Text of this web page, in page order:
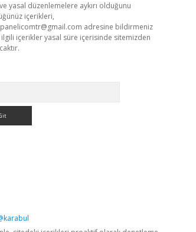
yasal düzenlemelere aykırı olduğunu
içerikleri,
adresine bildirmeniz
içerikler yasal süre içerisinde sitemizden